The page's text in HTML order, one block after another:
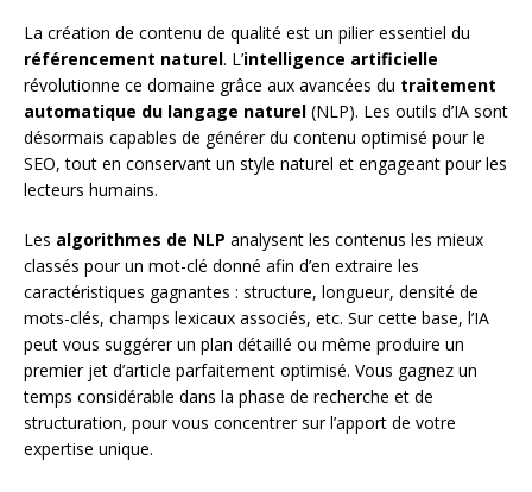
La création de contenu de qualité est un pilier essentiel du
référencement naturel. L’intelligence artificielle
révolutionne ce domaine grâce aux avancées du traitement
automatique du langage naturel (NLP). Les outils d’IA sont
désormais capables de générer du contenu optimisé pour le
SEO, tout en conservant un style naturel et engageant pour les
lecteurs humains.
Les algorithmes de NLP analysent les contenus les mieux
classés pour un mot-clé donné afin d’en extraire les
caractéristiques gagnantes : structure, longueur, densité de
mots-clés, champs lexicaux associés, etc. Sur cette base, l’IA
peut vous suggérer un plan détaillé ou même produire un
premier jet d’article parfaitement optimisé. Vous gagnez un
temps considérable dans la phase de recherche et de
structuration, pour vous concentrer sur l’apport de votre
expertise unique.